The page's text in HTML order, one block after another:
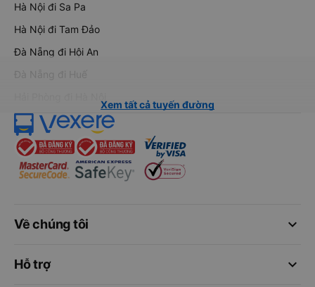
Hà Nội đi Sa Pa
Hà Nội đi Tam Đảo
Đà Nẵng đi Hội An
Đà Nẵng đi Huế
Xem tất cả tuyến đường
keyboard_arrow_down
Về chúng tôi
keyboard_arrow_down
Hỗ trợ